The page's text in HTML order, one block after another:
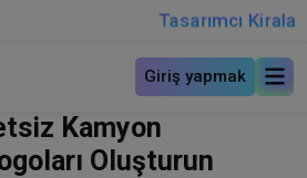
Tasarımcı Kirala
Giriş yapmak
Kamyon
Oluşturun